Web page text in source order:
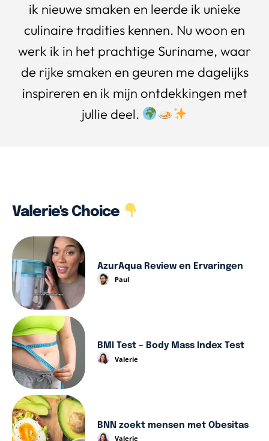
ik nieuwe smaken en leerde ik unieke
culinaire tradities kennen. Nu woon en
werk ik in het prachtige Suriname, waar
de rijke smaken en geuren me dagelijks
inspireren en ik mijn ontdekkingen met
jullie deel.
Valerie's Choice
AzurAqua Review en Ervaringen
Paul
BMI Test – Body Mass Index Test
Valerie
BNN zoekt mensen met Obesitas
Valerie